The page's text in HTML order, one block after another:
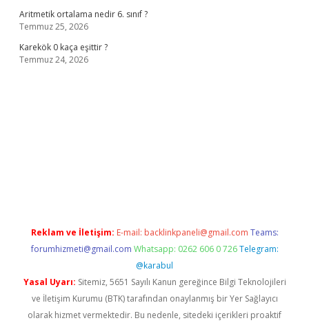
Aritmetik ortalama nedir 6. sınıf ?
Temmuz 25, 2026
Karekök 0 kaça eşittir ?
Temmuz 24, 2026
Reklam ve İletişim: E-mail: backlinkpaneli@gmail.com Teams:
forumhizmeti@gmail.com Whatsapp: 0262 606 0 726 Telegram:
@karabul
Yasal Uyarı: Sitemiz, 5651 Sayılı Kanun gereğince Bilgi Teknolojileri
ve İletişim Kurumu (BTK) tarafından onaylanmış bir Yer Sağlayıcı
olarak hizmet vermektedir. Bu nedenle, sitedeki içerikleri proaktif